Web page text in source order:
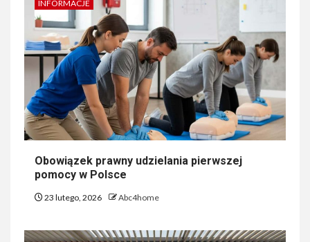
INFORMACJE
Obowiązek prawny udzielania pierwszej
pomocy w Polsce
23 lutego, 2026 Abc4home